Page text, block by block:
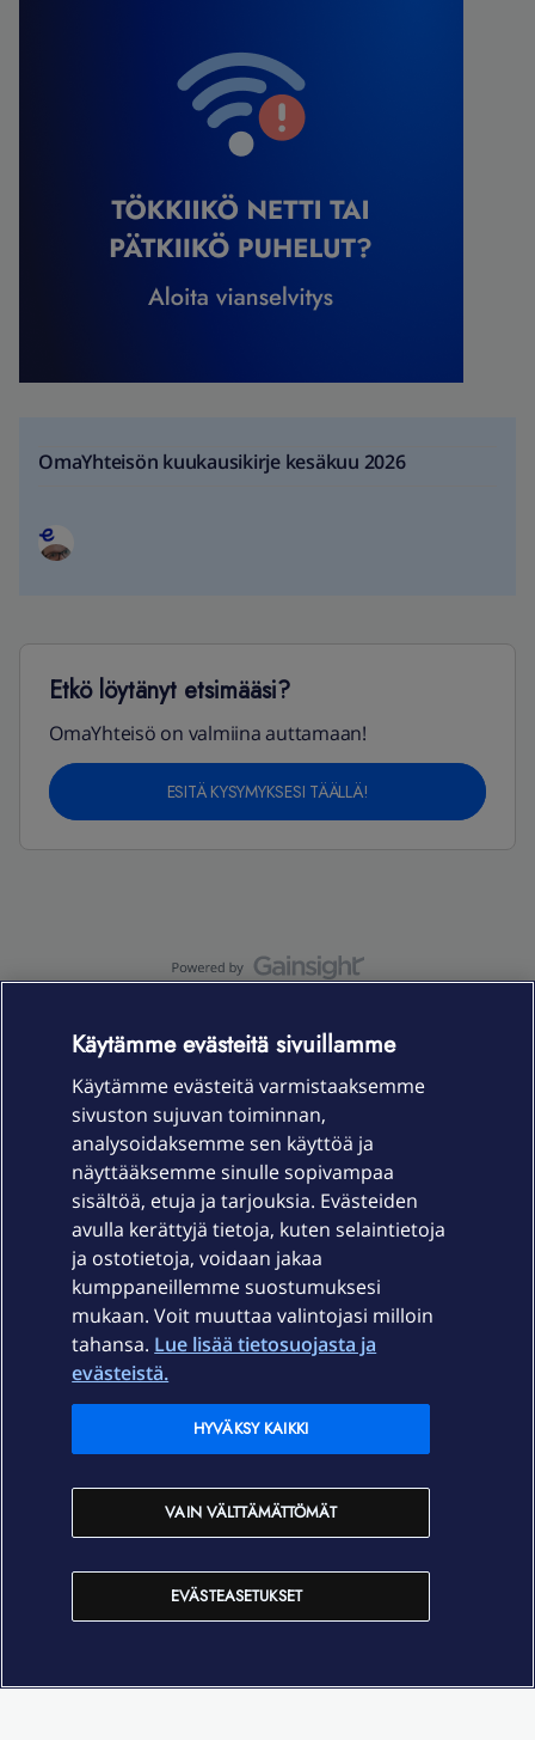
OmaYhteisön kuukausikirje kesäkuu 2026
Etkö löytänyt etsimääsi?
OmaYhteisö on valmiina auttamaan!
ESITÄ KYSYMYKSESI TÄÄLLÄ!
Laitteet & liittymät
Palvelut
Ajankohtaista
Elisa Oyj
In English
Käytämme evästeitä sivuillamme
Käytämme evästeitä varmistaaksemme
sivuston sujuvan toiminnan,
analysoidaksemme sen käyttöä ja
näyttääksemme sinulle sopivampaa
sisältöä, etuja ja tarjouksia. Evästeiden
avulla kerättyjä tietoja, kuten selaintietoja
ja ostotietoja, voidaan jakaa
kumppaneillemme suostumuksesi
mukaan. Voit muuttaa valintojasi milloin
tahansa. Lue lisää tietosuojasta ja
evästeistä.
EVÄSTEASETUKSET
VAIN VÄLTTÄMÄTTÖMÄT
HYVÄKSY KAIKKI